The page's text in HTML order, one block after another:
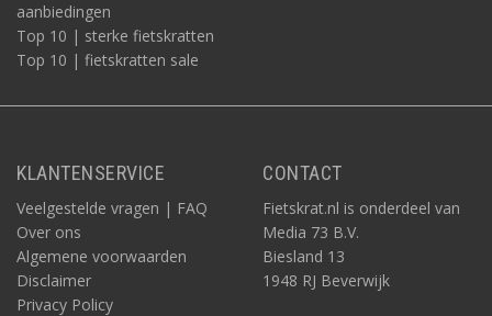
aanbiedingen
Top 10 | sterke fietskratten
Top 10 | fietskratten sale
KLANTENSERVICE
Veelgestelde vragen | FAQ
Over ons
Algemene voorwaarden
Disclaimer
Privacy Policy
CONTACT
Fietskrat.nl is onderdeel van
Media 73 B.V.
Biesland 13
1948 RJ Beverwijk